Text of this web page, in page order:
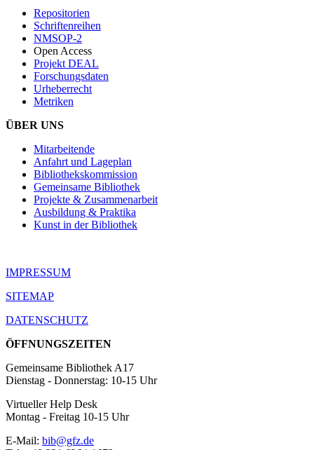
Repositorien
Schriftenreihen
NMSOP-2
Open Access
Projekt DEAL
Forschungsdaten
Urheberrecht
Metriken
ÜBER UNS
Mitarbeitende
Anfahrt und Lageplan
Bibliothekskommission
Gemeinsame Bibliothek
Projekte & Zusammenarbeit
Ausbildung & Praktika
Kunst in der Bibliothek
IMPRESSUM
SITEMAP
DATENSCHUTZ
ÖFFNUNGSZEITEN
Gemeinsame Bibliothek A17
Dienstag - Donnerstag: 10-15 Uhr
Virtueller Help Desk
Montag - Freitag 10-15 Uhr
E-Mail: bib@gfz.de